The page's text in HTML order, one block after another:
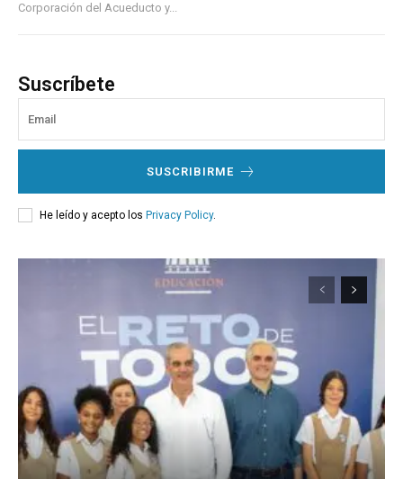
Corporación del Acueducto y...
Suscríbete
SUSCRIBIRME
He leído y acepto los Privacy Policy.